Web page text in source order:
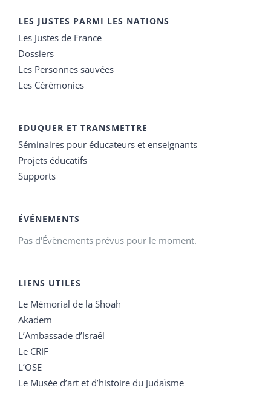
LES JUSTES PARMI LES NATIONS
Les Justes de France
Dossiers
Les Personnes sauvées
Les Cérémonies
EDUQUER ET TRANSMETTRE
Séminaires pour éducateurs et enseignants
Projets éducatifs
Supports
ÉVÉNEMENTS
Pas d'Évènements prévus pour le moment.
LIENS UTILES
Le Mémorial de la Shoah
Akadem
L’Ambassade d’Israël
Le CRIF
L’OSE
Le Musée d’art et d’histoire du Judaïsme